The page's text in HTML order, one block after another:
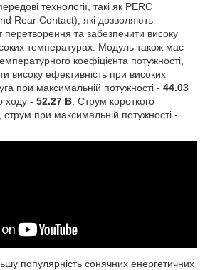
технології, такі як PERC
Rear Contact), які дозволяють
перетворення та забезпечити високу
температурах. Модуль також має
коефіцієнта потужності,
високу ефективність при високих
при максимальній потужності - 44.03
ходу - 52.27 В. Струм короткого
, струм при максимальній потужності -
популярність сонячних енергетичних